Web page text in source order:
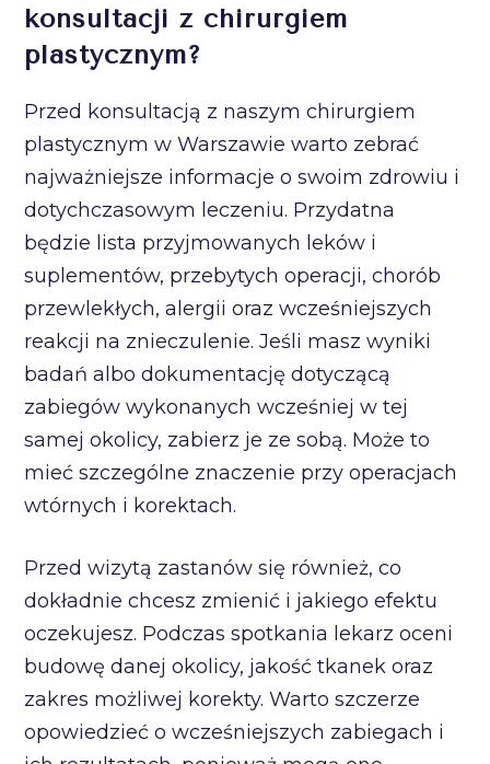
konsultacji z chirurgiem
plastycznym?
Przed konsultacją z naszym chirurgiem
plastycznym w Warszawie warto zebrać
najważniejsze informacje o swoim zdrowiu i
dotychczasowym leczeniu. Przydatna
będzie lista przyjmowanych leków i
suplementów, przebytych operacji, chorób
przewlekłych, alergii oraz wcześniejszych
reakcji na znieczulenie. Jeśli masz wyniki
badań albo dokumentację dotyczącą
zabiegów wykonanych wcześniej w tej
samej okolicy, zabierz je ze sobą. Może to
mieć szczególne znaczenie przy operacjach
wtórnych i korektach.
Przed wizytą zastanów się również, co
dokładnie chcesz zmienić i jakiego efektu
oczekujesz. Podczas spotkania lekarz oceni
budowę danej okolicy, jakość tkanek oraz
zakres możliwej korekty. Warto szczerze
opowiedzieć o wcześniejszych zabiegach i